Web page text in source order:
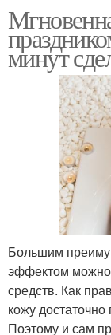
минут
Большим
эффектом можно
средств. Как
кожу
Поэтому и сам